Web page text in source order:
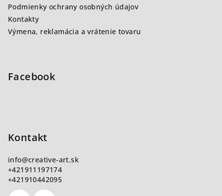
Podmienky ochrany osobných údajov
Kontakty
Výmena, reklamácia a vrátenie tovaru
Facebook
Kontakt
info@creative-art.sk
+421911197174
+421910442095